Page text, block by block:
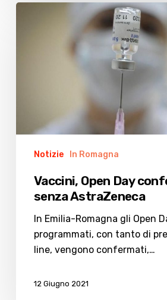
Notizie In Romagna
Vaccini, Open Day
senza AstraZeneca
In Emilia-Romagna gli Open
programmati, con tanto di
line, vengono confermati,…
12 Giugno 2021